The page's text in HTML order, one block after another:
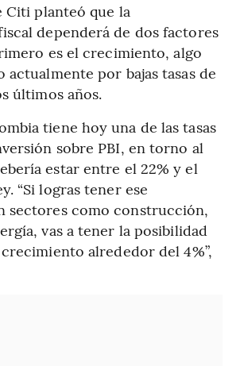
Citi planteó que la
dependerá de dos factores
es el crecimiento, algo
actualmente por bajas tasas de
últimos años.
tiene hoy una de las tasas
sobre PBI, en torno al
estar entre el 22% y el
“Si logras tener ese
sectores como construcción,
vas a tener la posibilidad
alrededor del 4%”,